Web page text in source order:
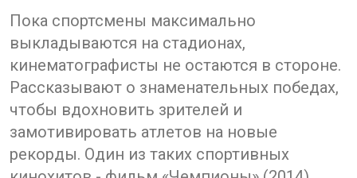
Пока спортсмены максимально
выкладываются на стадионах,
кинематографисты не остаются в стороне.
Рассказывают о знаменательных победах,
чтобы вдохновить зрителей и
замотивировать атлетов на новые
рекорды. Один из таких спортивных